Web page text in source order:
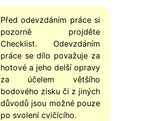
Před odevzdáním práce si
pozorně projděte
Checklist. Odevzdáním
práce se dílo považuje za
hotové a jeho delší opravy
za účelem většího
bodového zisku či z jiných
důvodů jsou možné pouze
po svolení cvičícího.